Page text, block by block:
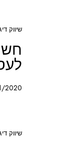
שיווק
2020
שיווק